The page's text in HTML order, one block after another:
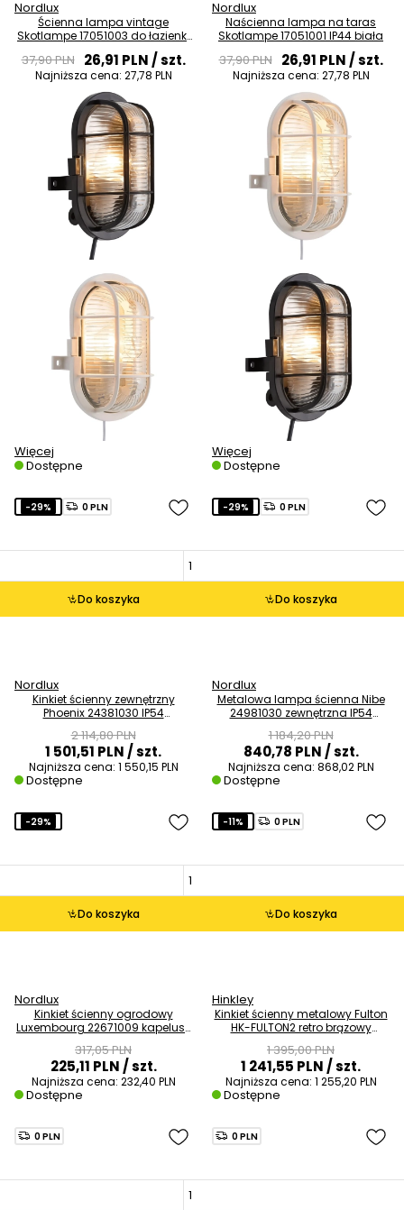
Nordlux
Ścienna lampa vintage
Skotlampe 17051003 do łazienki
37,90 PLN 26,91 PLN/ szt.
Najniższa cena: 27,78 PLN
Więcej
Dostępne
Nordlux
Naścienna lampa na taras
Skotlampe 17051001 IP44 biała
37,90 PLN 26,91 PLN/ szt.
Najniższa cena: 27,78 PLN
Więcej
Dostępne
Do koszyka
-29% 0 PLN
Nordlux
Kinkiet ścienny zewnętrzny
Phoenix 24381030 IP54
2 114,80 PLN
1 501,51 PLN/ szt.
Najniższa cena: 1 550,15 PLN
Dostępne
Do koszyka
-29% 0 PLN
Nordlux
Metalowa lampa ścienna Nibe
24981030 zewnętrzna IP54
1 184,20 PLN
840,78 PLN/ szt.
Najniższa cena: 868,02 PLN
Dostępne
Do koszyka
-29%
Nordlux
Kinkiet ścienny ogrodowy
Luxembourg 22671009 kapelusz
317,05 PLN
225,11 PLN/ szt.
Najniższa cena: 232,40 PLN
Dostępne
Do koszyka
-11% 0 PLN
Hinkley
Kinkiet ścienny metalowy Fulton
HK-FULTON2 retro brązowy
1 395,00 PLN
1 241,55 PLN/ szt.
Najniższa cena: 1 255,20 PLN
Dostępne
0 PLN 0 PLN